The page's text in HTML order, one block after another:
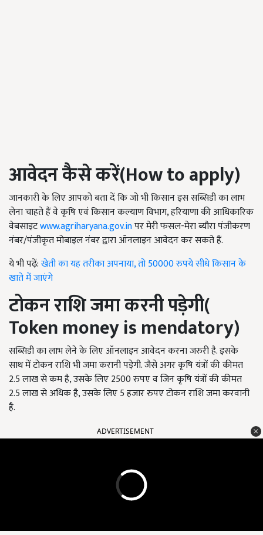
आवेदन कैसे करें(How to apply)
जानकारी के लिए आपको बता दें कि जो भी किसान इस सब्सिडी का लाभ
लेना चाहते हैं वे कृषि एवं किसान कल्याण विभाग, हरियाणा की आधिकारिक
वेबसाइटwww.agriharyana.gov.inपर मेरी फसल-मेरा ब्यौरा पंजीकरण
नंबर/पंजीकृत मोबाइल नंबर द्वारा ऑनलाइन आवेदन कर सकते हैं.
ये भी पढ़ें:खेती का यह तरीका अपनाया, तो 50000 रुपये सीधे किसान के
खाते में जाएंगे
टोकन राशि जमा करनी पड़ेगी(
Token money is mendatory)
सब्सिडी का लाभ लेने के लिए ऑनलाइन आवेदन करना जरुरी है. इसके
साथ में टोकन राशि भी जमा करानी पड़ेगी. जैसे अगर कृषि यंत्रों की कीमत
2.5 लाख से कम है, उसके लिए 2500 रुपए व जिन कृषि यंत्रों की कीमत
2.5 लाख से अधिक है, उसके लिए 5 हजार रुपए टोकन राशि जमा करवानी
है.
ADVERTISEMENT